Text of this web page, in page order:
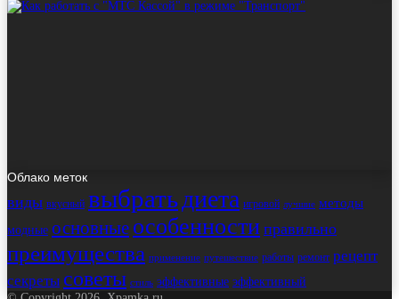
Облако меток
виды вкусный выбратьдиета игровой лучшие методы
модные основные особенности правильно
преимущества применение путешествие работы ремонт рецепт
секреты советы стиль эффективные эффективный